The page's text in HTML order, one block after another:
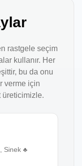
rastgele seçim
kullanır. Her
bu da onu
verme için
üreticimizle.
Sinek ♣